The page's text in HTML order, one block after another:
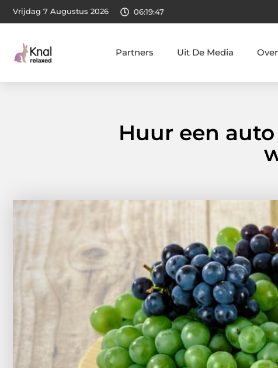
Vrijdag 7 Augustus 2026 06:19:49
Partners Uit De Media
Huur een